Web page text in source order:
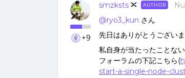
+9
smzksts AUTHOR
@ryo3_kun さん
先日はありがとうございま
私自身が当たったことな
フォーラムの下記こちら(
start-a-single-node-